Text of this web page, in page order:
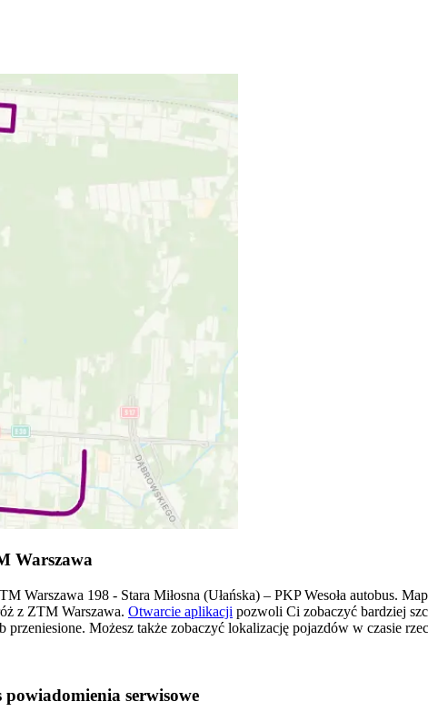
Warszawa
Warszawa 198 - Stara Miłosna (Ułańska) – PKP Wesoła autobus.
z ZTM Warszawa. Otwarcie aplikacji pozwoli Ci zobaczyć bardziej
przeniesione. Możesz także zobaczyć lokalizację pojazdów w czasie
serwisowe